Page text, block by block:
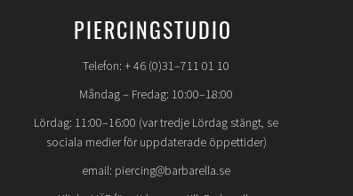
PIERCINGSTUDIO
Telefon: + 46 (0)31–711 01 10
Måndag – Fredag: 10:00–18:00
Lördag: 11:00–16:00 (var tredje Lördag stängt, se
sociala medier för uppdaterade öppettider)
email: piercing@barbarella.se